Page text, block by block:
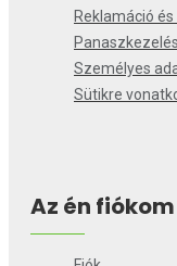
Reklamáció
Személyes
Sütikre
Az én fiókom